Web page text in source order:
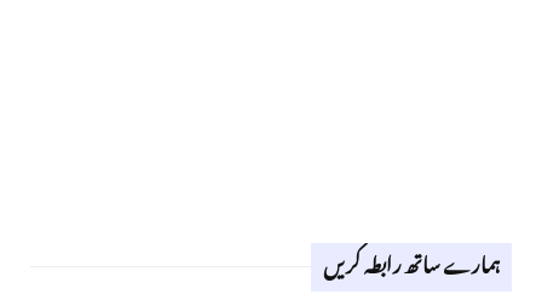
ہمارے ساتھ رابطہ کریں